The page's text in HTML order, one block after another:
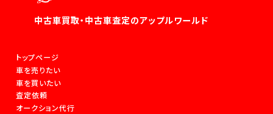
中古車買取・中古車査定のアップルワールド
トップページ
車を売りたい
車を買いたい
査定依頼
オークション代行